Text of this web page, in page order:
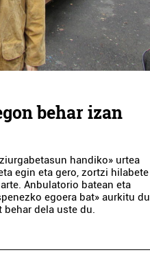
behar izan
handiko» urtea
egin eta gero, zortzi hilabete
Anbulatorio batean eta
egoera bat» aurkitu du
dela uste du.